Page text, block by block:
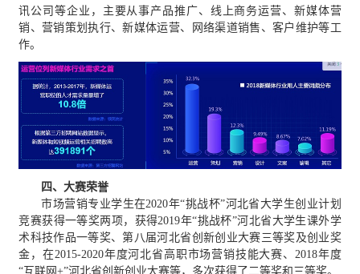
讯公司等企业，主要从事产品推广、线上商务运营、新媒体营
销、营销策划执行、新媒体运营、网络渠道销售、客户维护等工
作。
四、大赛荣誉
市场营销专业学生在2020年“挑战杯”河北省大学生创业计划
竞赛获得一等奖两项，获得2019年“挑战杯”河北省大学生课外学
术科技作品一等奖、第八届河北省创新创业大赛三等奖及创业奖
金，在2015-2020年度河北省高职市场营销技能大赛、2018年度
“互联网+”河北省创新创业大赛等，多次获得了二等奖和三等奖。